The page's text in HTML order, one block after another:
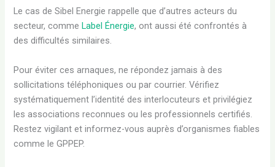
Le cas de Sibel Energie rappelle que d’autres acteurs du
secteur, commeLabel Énergie, ont aussi été confrontés à
des difficultés similaires.
Pour éviter ces arnaques, ne répondez jamais à des
sollicitations téléphoniques ou par courrier. Vérifiez
systématiquement l’identité des interlocuteurs et privilégiez
les associations reconnues ou les professionnels certifiés.
Restez vigilant et informez-vous auprès d’organismes fiables
comme le GPPEP.